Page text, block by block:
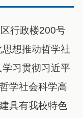
行政楼200号
想推动哲学社
习贯彻习近平
学社会科学高
具有我校特色